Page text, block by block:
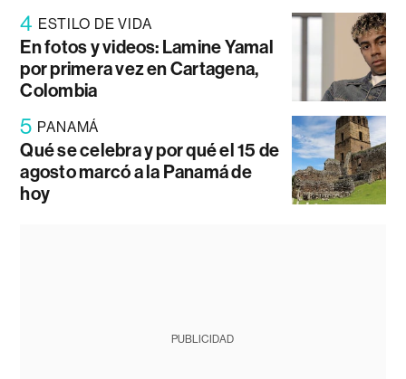
4 ESTILO DE VIDA
En fotos y videos: Lamine Yamal
por primera vez en Cartagena,
Colombia
5 PANAMÁ
Qué se celebra y por qué el 15 de
agosto marcó a la Panamá de
hoy
PUBLICIDAD